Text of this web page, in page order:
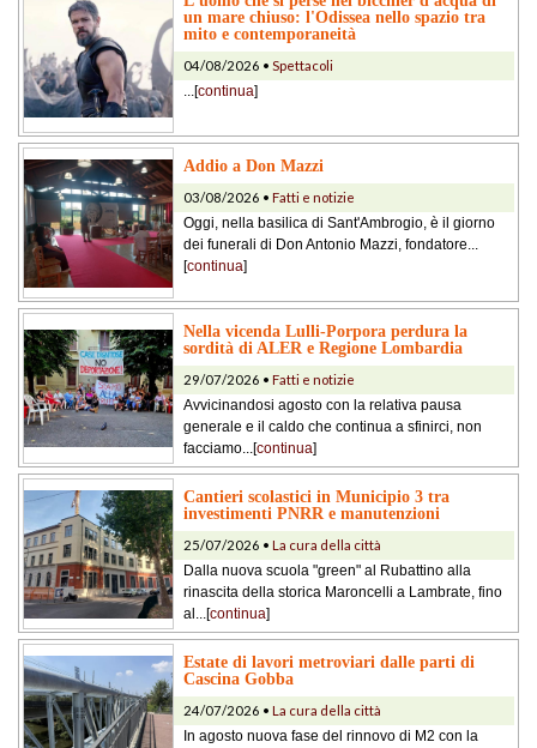
un mare chiuso: l'Odissea nello spazio tra
mito e contemporaneità
04/08/2026 • Spettacoli
...[continua]
Addio a Don Mazzi
03/08/2026 • Fatti e notizie
Oggi, nella basilica di Sant'Ambrogio, è il giorno
dei funerali di Don Antonio Mazzi, fondatore...
[continua]
Nella vicenda Lulli-Porpora perdura la
sordità di ALER e Regione Lombardia
29/07/2026 • Fatti e notizie
Avvicinandosi agosto con la relativa pausa
generale e il caldo che continua a sfinirci, non
facciamo...[continua]
Cantieri scolastici in Municipio 3 tra
investimenti PNRR e manutenzioni
25/07/2026 • La cura della città
Dalla nuova scuola "green" al Rubattino alla
rinascita della storica Maroncelli a Lambrate, fino
al...[continua]
Estate di lavori metroviari dalle parti di
Cascina Gobba
24/07/2026 • La cura della città
In agosto nuova fase del rinnovo di M2 con la